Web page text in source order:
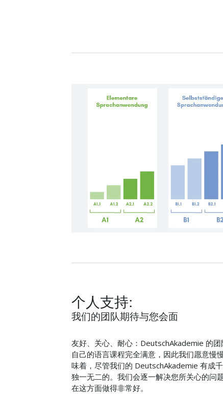
个人支持:
我们的团队期待与您会面
友好、关心、耐心：DeutschAkademie 的
自己的语言课程完全满意，因此我们愿意慢
味着，尽管我们的 DeutschAkademie 有成
独一无二的。我们会逐一解决您所关心的问
在这方面做得非常好。